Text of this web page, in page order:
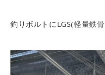
釣りボルトにLGS(軽量鉄